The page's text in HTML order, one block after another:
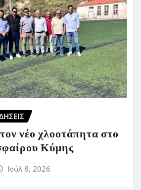
νέο χλοοτάπητα στο
Κύμης
Ιούλ 8, 2026